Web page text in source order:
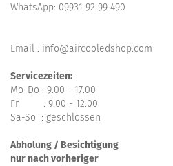
WhatsApp: 09931 92 99 490
Email : info@aircooledshop.com
Servicezeiten:
Mo-Do : 9.00 - 17.00
Fr : 9.00 - 12.00
Sa-So : geschlossen
Abholung / Besichtigung
nur nach vorheriger